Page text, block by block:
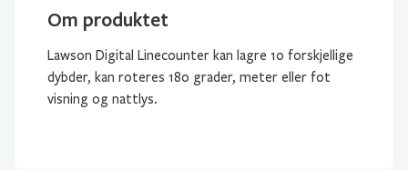
Om produktet
Lawson Digital Linecounter kan lagre 10 forskjellige
dybder, kan roteres 180 grader, meter eller fot
visning og nattlys.